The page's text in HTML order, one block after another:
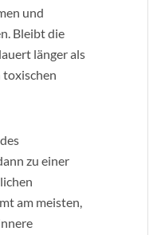
und
Bleibt die
länger als
toxischen
zu einer
am meisten,